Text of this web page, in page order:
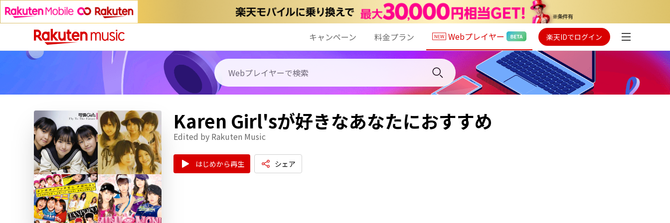
キャンペーン 料金プラン Webプレイヤー 楽天IDでログイン
Karen Girl'sが好きなあなたにおすすめ
Edited by Rakuten Music
はじめから再生 シェア